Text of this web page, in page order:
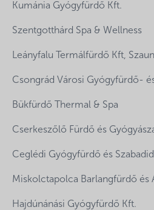
Kumánia Gyógyfürdő Kft.
Szentgotthárd Spa & Wellness
Leányfalu Termálfürdő Kft,
Csongrád Városi Gyógyfürdő-
Bükfürdő Thermal & Spa
Cserkeszőlő Fürdő és
Ceglédi Gyógyfürdő és
Miskolctapolca Barlangfürdő és
Hajdúnánási Gyógyfürdő Kft.